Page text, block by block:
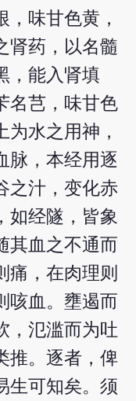
味甘色黄，
肾药，以名髓
，能入肾填
名芑，味甘色
水之用神，
脉，本经用逐
之汁，变化赤
如经隧，皆象
其血之不通而
痛，在肉理则
咳血。壅遏而
，氾滥而为吐
推。逐者，俾
生可知矣。须